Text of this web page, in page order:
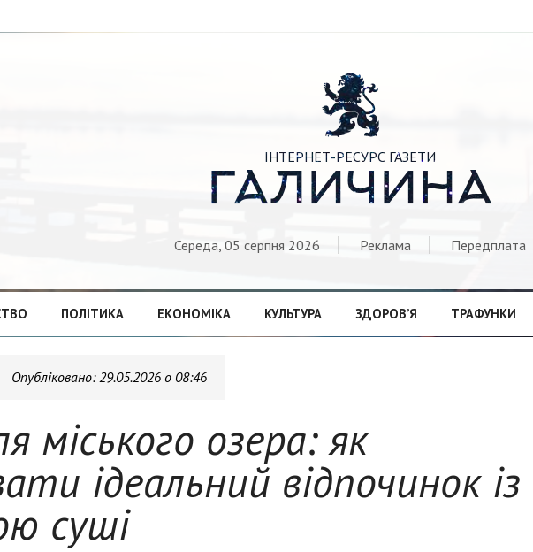

ІНТЕРНЕТ-РЕСУРС ГАЗЕТИ
ГАЛИЧИНА
Середа, 05 серпня 2026 Реклама Передплата
ПОЛІТИКА ЕКОНОМІКА КУЛЬТУРА ЗДОРОВ’Я ТРАФУНКИ
Опубліковано:29.05.2026 о 08:46
міського озера: як
ідеальний відпочинок із
суші